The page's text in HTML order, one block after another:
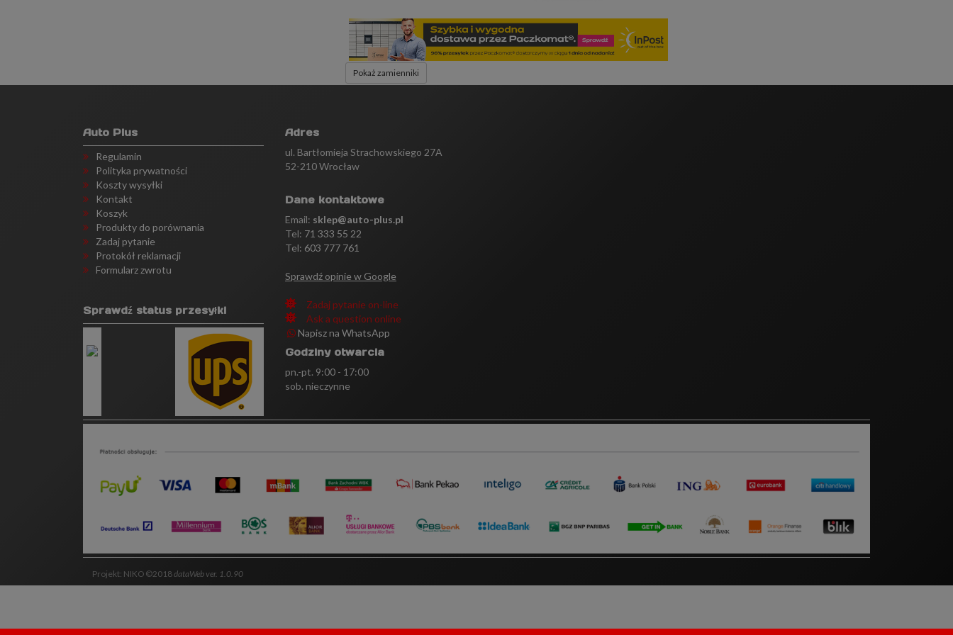
Pokaż zamienniki
Auto Plus
Regulamin
Polityka prywatności
Koszty wysyłki
Kontakt
Koszyk
Produkty do porównania
Zadaj pytanie
Protokół reklamacji
Formularz zwrotu
Sprawdź status przesyłki
Adres
ul. Bartłomieja Strachowskiego 27A
52-210 Wrocław
Dane kontaktowe
Email: sklep@auto-plus.pl
Tel: 71 333 55 22
Tel: 603 777 761
Sprawdź opinie w Google
Zadaj pytanie on-line
Ask a question online
Napisz na WhatsApp
Godziny otwarcia
pn.-pt. 9:00 - 17:00
sob. nieczynne
Projekt: NIKO ©2018dataWeb ver. 1.0.90